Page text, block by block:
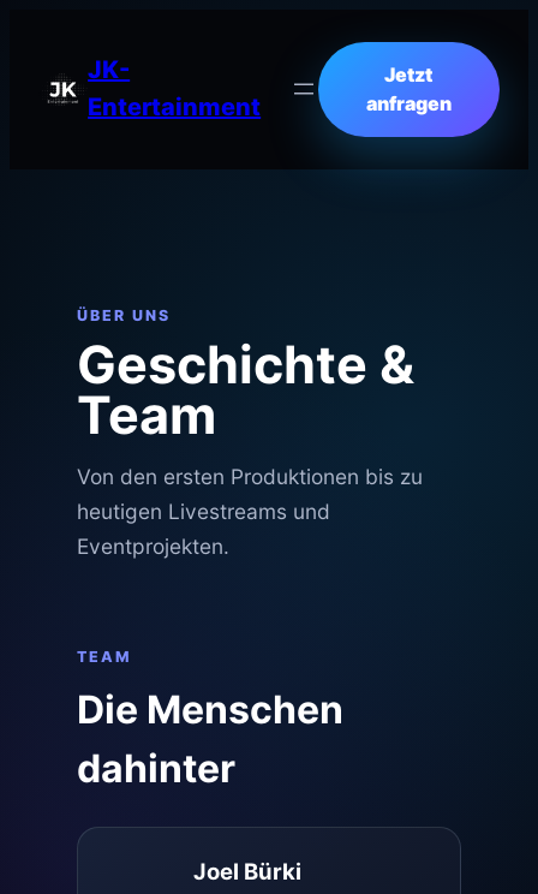
JK-
Entertainment
Jetzt
anfragen
ÜBER UNS
Geschichte &
Team
Von den ersten Produktionen bis zu
heutigen Livestreams und
Eventprojekten.
TEAM
Die Menschen
dahinter
Joel Bürki